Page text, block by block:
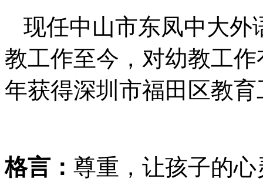
现任中山市东凤中大外
教工作至今，对幼教工
年获得深圳市福田区教
格言： 尊重，让孩子的